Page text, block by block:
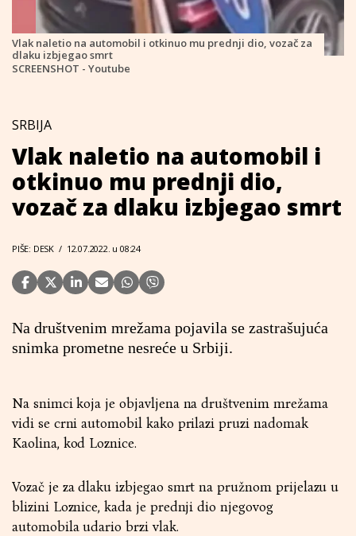
Vlak naletio na automobil i otkinuo mu prednji dio, vozač za
dlaku izbjegao smrt
SCREENSHOT - Youtube
SRBIJA
Vlak naletio na automobil i
otkinuo mu prednji dio,
vozač za dlaku izbjegao smrt
PIŠE: DESK / 12.07.2022. u 08:24
Na društvenim mrežama pojavila se zastrašujuća
snimka prometne nesreće u Srbiji.
Na snimci koja je objavljena na društvenim mrežama
vidi se crni automobil kako prilazi pruzi nadomak
Kaolina, kod Loznice.
Vozač je za dlaku izbjegao smrt na pružnom prijelazu u
blizini Loznice, kada je prednji dio njegovog
automobila udario brzi vlak.